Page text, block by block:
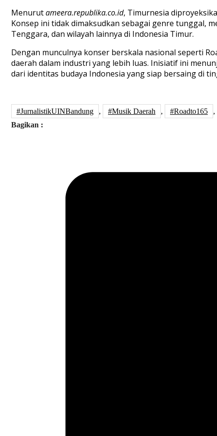
Menurutameera.republika.co.id, Timurnesia
Konsep ini tidak dimaksudkan sebagai genre tunggal,
Tenggara, dan wilayah lainnya di Indonesia Timur.
Dengan munculnya konser berskala nasional seperti
daerah dalam industri yang lebih luas. Inisiatif ini
dari identitas budaya Indonesia yang siap bersaing di
#JurnalistikUINBandung , #Musik Daerah , #Roadto165
,
Bagikan :